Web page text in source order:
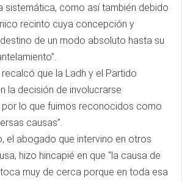
sistemática, como así también debido
recinto cuya concepción y
de un modo absoluto hasta su
que la Ladh y el Partido
la decisión de involucrarse
por lo que fuimos reconocidos como
causas”.
el abogado que intervino en otros
hizo hincapié en que “la causa de
muy de cerca porque en toda esa